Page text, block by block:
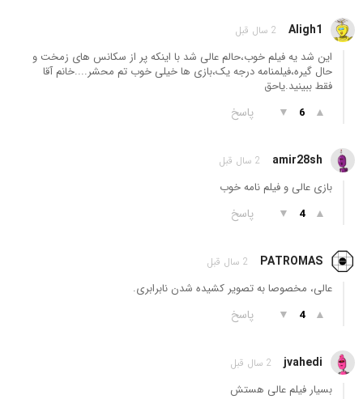
Aligh1 2 سال قبل
این شد یه فیلم خوب،حالم عالی شد با اینکه پر از سکانس های زمخت و
حال گیره،فیلمنامه درجه یک،بازی ها خیلی خوب تم محشر....خانم آقا
فقط ببینید.یاحق
▲
6
▼ پاسخ
amir28sh 2 سال قبل
بازی عالی و فیلم نامه خوب
▲
4
▼ پاسخ
PATROMAS 2 سال قبل
عالی، مخصوصا به تصویر کشیده شدن نابرابری.
▲
4
▼ پاسخ
jvahedi 2 سال قبل
بسیار فیلم عالی هستش